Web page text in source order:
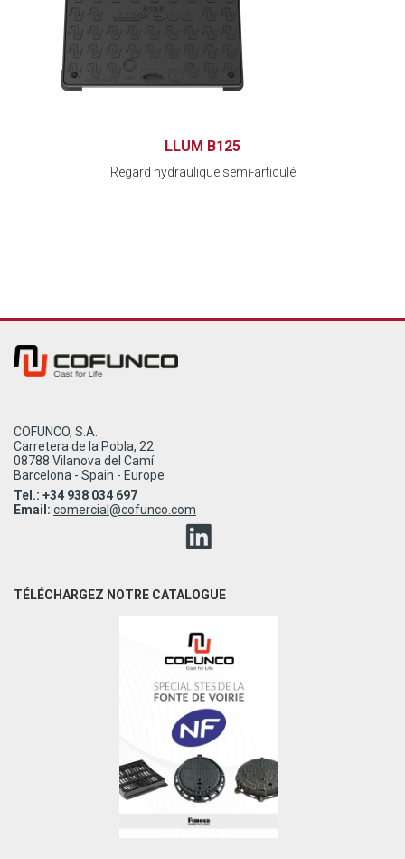
LLUM B125
Regard hydraulique semi-articulé
COFUNCO, S.A.
Carretera de la Pobla, 22
08788 Vilanova del Camí
Barcelona - Spain - Europe
Tel.: +34 938 034 697
Email: comercial@cofunco.com
TÉLÉCHARGEZ NOTRE CATALOGUE